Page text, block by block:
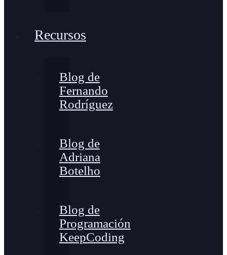
Recursos
Blog de
Fernando
Rodríguez
Blog de
Adriana
Botelho
Blog de
Programación
KeepCoding